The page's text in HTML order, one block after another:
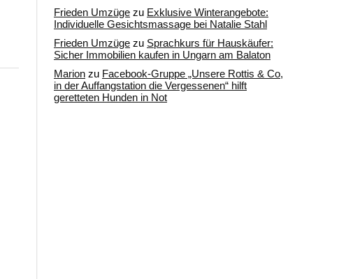
Frieden Umzüge zu Exklusive Winterangebote:
Individuelle Gesichtsmassage bei Natalie Stahl
Frieden Umzüge zu Sprachkurs für Hauskäufer:
Sicher Immobilien kaufen in Ungarn am Balaton
Marion zu Facebook-Gruppe „Unsere Rottis & Co,
in der Auffangstation die Vergessenen“ hilft
geretteten Hunden in Not